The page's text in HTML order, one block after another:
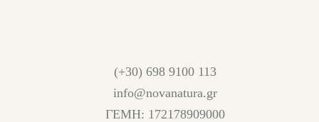
(+30) 698 9100 113
info@novanatura.gr
ΓΕΜΗ: 172178909000